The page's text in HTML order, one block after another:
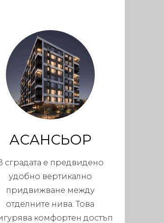
АСАНСЬОР
сградата е предвидено
удобно вертикално
придвижване между
отделните нива. Това
комфортен достъп